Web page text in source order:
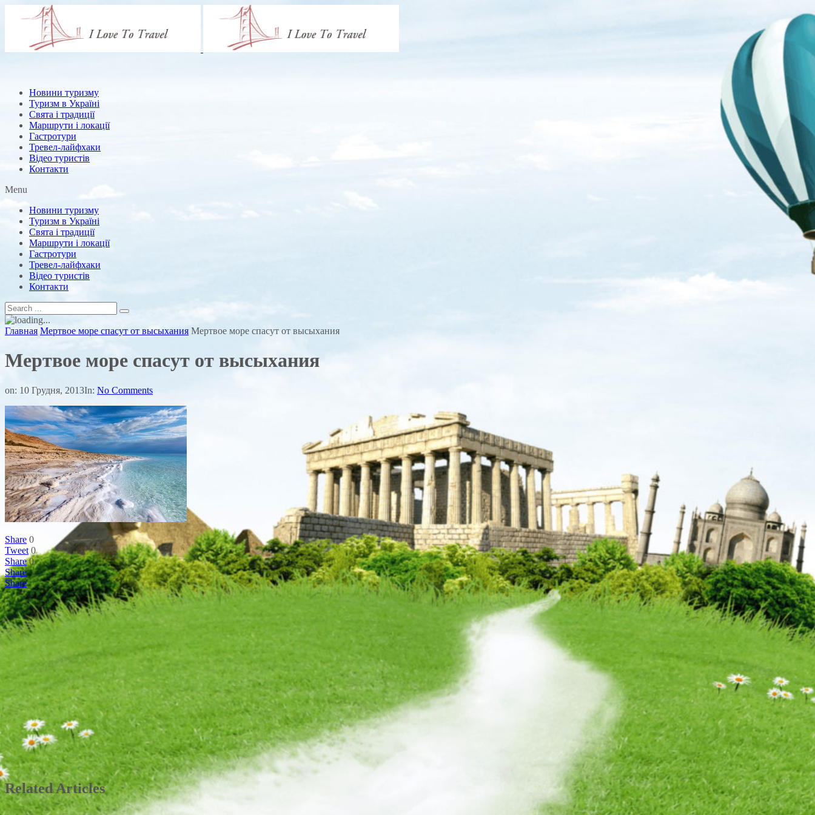
Новини туризму
Туризм в Україні
Свята і традиції
Маршрути і локації
Гастротури
Тревел-лайфхаки
Відео туристів
Контакти
Menu
Новини туризму
Туризм в Україні
Свята і традиції
Маршрути і локації
Гастротури
Тревел-лайфхаки
Відео туристів
Контакти
Главная Мертвое море спасут от высыхания Мертвое море спасут от высыхания
Мертвое море спасут от высыхания
on: 10 Грудня, 2013In: No Comments
Share 0
Tweet 0
Share 0
Share
Share
Related Articles